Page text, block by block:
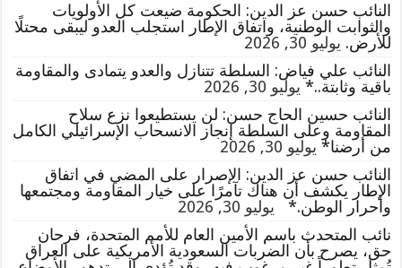
النائب حسن عز الدين: الحكومة ضيعت كل الأولويات
والثوابت الوطنية، واتفاق الإطار استجلب العدو ليبقى محتلًا
للأرض. يوليو 30, 2026
النائب علي فياض: السلطة تتنازل والعدو يتمادى والمقاومة
باقية وثابتة..* يوليو 30, 2026
النائب حسين الحاج حسن: لن يستطيعوا نزع سلاح
المقاومة وعلى السلطة إنجاز الانسحاب الإسرائيلي الكامل
من أرضنا* يوليو 30, 2026
النائب حسن عز الدين: الإصرار على المضي في اتفاق
الإطار يكشف أن هناك تآمرًا على خيار المقاومة ومجتمعها
وأحرار الوطن.*
يوليو 30, 2026
نائب المتحدث باسم الأمين العام للأمم المتحدة، فرحان
حق، يصرح بأن الضربات السعودية الأمريكية على العراق